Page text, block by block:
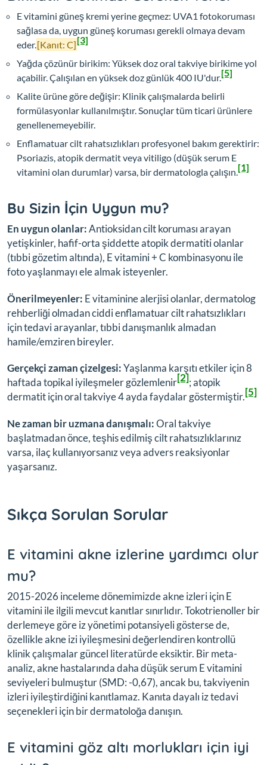
E vitamini güneş kremi yerine geçmez: UVA1 fotokoruması
sağlasa da, uygun güneş koruması gerekli olmaya devam
eder.[Kanıt: C][3]
Yağda çözünür birikim: Yüksek doz oral takviye birikime yol
açabilir. Çalışılan en yüksek doz günlük 400 IU'dur.[5]
Kalite ürüne göre değişir: Klinik çalışmalarda belirli
formülasyonlar kullanılmıştır. Sonuçlar tüm ticari ürünlere
genellenemeyebilir.
Enflamatuar cilt rahatsızlıkları profesyonel bakım gerektirir:
Psoriazis, atopik dermatit veya vitiligo (düşük serum E
vitamini olan durumlar) varsa, bir dermatologla çalışın.[1]
Bu Sizin İçin Uygun mu?
En uygun olanlar:Antioksidan cilt koruması arayan
yetişkinler, hafif-orta şiddette atopik dermatiti olanlar
(tıbbi gözetim altında), E vitamini + C kombinasyonu ile
foto yaşlanmayı ele almak isteyenler.
Önerilmeyenler: E vitaminine alerjisi olanlar, dermatolog
rehberliği olmadan ciddi enflamatuar cilt rahatsızlıkları
için tedavi arayanlar, tıbbi danışmanlık almadan
hamile/emziren bireyler.
Gerçekçi zaman çizelgesi:Yaşlanma karşıtı etkiler için 8
haftada topikal iyileşmeler gözlemlenir[2]; atopik
dermatit için oral takviye 4 ayda faydalar göstermiştir.[5]
Ne zaman bir uzmana danışmalı:Oral takviye
başlatmadan önce, teşhis edilmiş cilt rahatsızlıklarınız
varsa, ilaç kullanıyorsanız veya advers reaksiyonlar
yaşarsanız.
Sıkça Sorulan Sorular
E vitamini akne izlerine yardımcı olur
mu?
2015-2026 inceleme dönemimizde akne izleri için E
vitamini ile ilgili mevcut kanıtlar sınırlıdır. Tokotrienoller bir
derlemeye göre iz yönetimi potansiyeli gösterse de,
özellikle akne izi iyileşmesini değerlendiren kontrollü
klinik çalışmalar güncel literatürde eksiktir. Bir meta-
analiz, akne hastalarında daha düşük serum E vitamini
seviyeleri bulmuştur (SMD: -0,67), ancak bu, takviyenin
izleri iyileştirdiğini kanıtlamaz. Kanıta dayalı iz tedavi
seçenekleri için bir dermatoloğa danışın.
E vitamini göz altı morlukları için iyi